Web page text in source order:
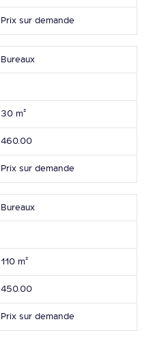
Prix sur demande
Bureaux
30 m²
460.00
Prix sur demande
Bureaux
110 m²
450.00
Prix sur demande